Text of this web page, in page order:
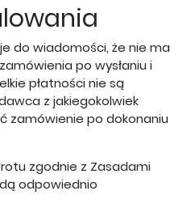
do wiadomości, że nie ma
po wysłaniu i
płatności nie są
z jakiegokolwiek
zamówienie po dokonaniu
zgodnie z Zasadami
odpowiednio